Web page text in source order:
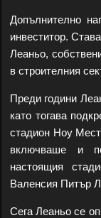
Допълнително
инвеститор.
Леаньо,
в строителния
Преди години
като тогава
стадион Ноу
включваше и
настоящия
Валенсия Питър
Сега Леаньо се